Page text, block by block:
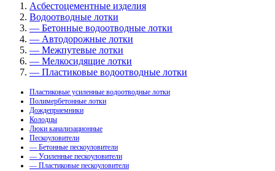
Асбестоцементные изделия
Водоотводные лотки
— Бетонные водоотводные лотки
— Автодорожные лотки
— Межпутевые лотки
— Мелкосидящие лотки
— Пластиковые водоотводные лотки
Пластиковые усиленные водоотводные лотки
Полимербетонные лотки
Дождеприемники
Колодцы
Люки канализационные
Пескоуловители
— Бетонные пескоуловители
— Усиленные пескоуловители
— Пластиковые пескоуловители